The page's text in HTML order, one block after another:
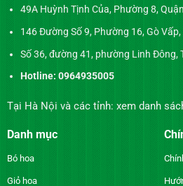
49A Huỳnh Tịnh Của, Phường 8,
146 Đường Số 9, Phường 16, Gò Vấp,
Số 36, đường 41, phường Linh Đông,
Hotline: 0964935005
Tại Hà Nội và các tỉnh: xem danh
Danh mục
Bó hoa
Giỏ hoa